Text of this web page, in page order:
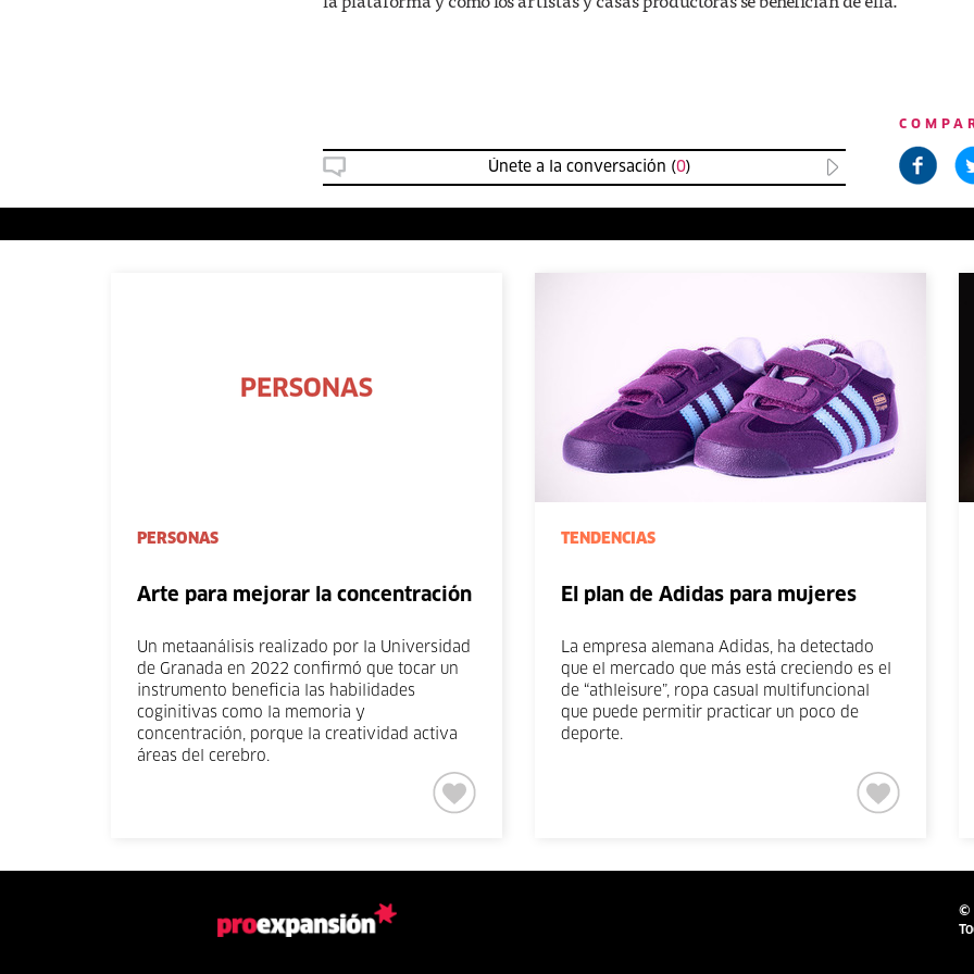
Únete a la conversación (0)
PERSONAS
Arte para mejorar la concentración
Un metaanálisis realizado por la Universidad
de Granada en 2022 confirmó que tocar un
instrumento beneficia las habilidades
coginitivas como la memoria y
concentración, porque la creatividad activa
áreas del cerebro.
TENDENCIAS
El plan de Adidas para mujeres
La empresa alemana Adidas, ha detectado
que el mercado que más está creciendo es el
de “athleisure”, ropa casual multifuncional
que puede permitir practicar un poco de
deporte.
©